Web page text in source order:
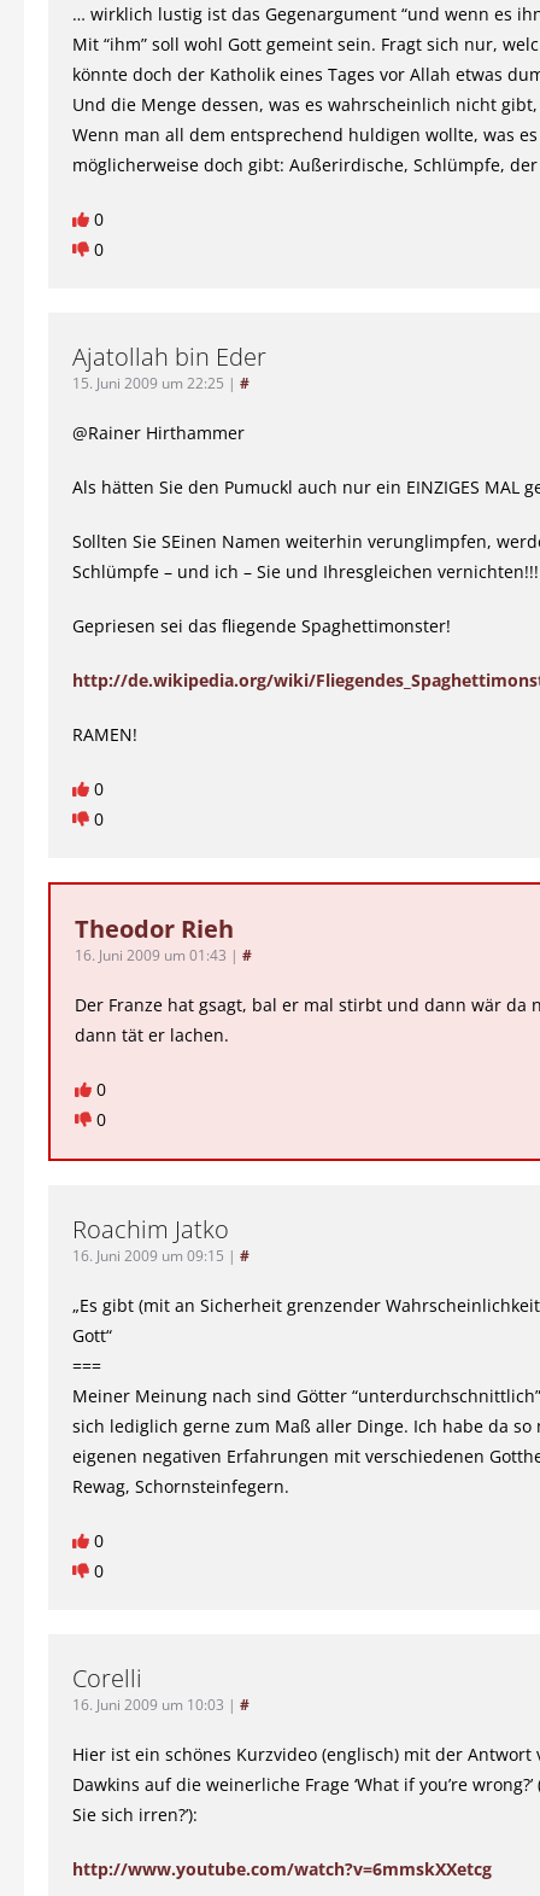
… wirklich lustig ist das Gegenargument “und wenn es
Mit “ihm” soll wohl Gott gemeint sein. Fragt sich nur,
könnte doch der Katholik eines Tages vor Allah etwas
Und die Menge dessen, was es wahrscheinlich nicht
Wenn man all dem entsprechend huldigen wollte, was es
möglicherweise doch gibt: Außerirdische, Schlümpfe,
0
0
Ajatollah bin Eder
15. Juni 2009 um 22:25 | #
@Rainer Hirthammer
Als hätten Sie den Pumuckl auch nur ein EINZIGES MAL
Sollten Sie SEinen Namen weiterhin verunglimpfen,
Schlümpfe – und ich – Sie und Ihresgleichen vernichten!!!
Gepriesen sei das fliegende Spaghettimonster!
http://de.wikipedia.org/wiki/
RAMEN!
0
0
Theodor Rieh
16. Juni 2009 um 01:43 | #
Der Franze hat gsagt, bal er mal stirbt und dann wär da
dann tät er lachen.
0
0
Roachim Jatko
16. Juni 2009 um 09:15 | #
„Es gibt (mit an Sicherheit grenzender
Gott“
===
Meiner Meinung nach sind Götter
sich lediglich gerne zum Maß aller Dinge. Ich habe da so
eigenen negativen Erfahrungen mit verschiedenen
Rewag, Schornsteinfegern.
0
0
Corelli
16. Juni 2009 um 10:03 | #
Hier ist ein schönes Kurzvideo (englisch) mit der Antwort
Dawkins auf die weinerliche Frage ‘What if you’re wrong?’
Sie sich irren?’):
http://www.youtube.com/watch?v=6mmskXXetcg